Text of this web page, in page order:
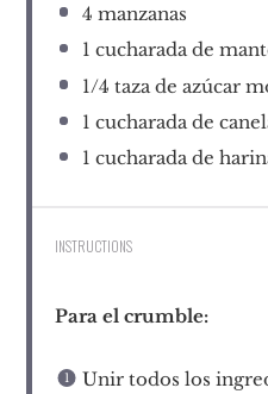
4 manzanas
1 cucharada de
1/4 taza de azúcar
1 cucharada de
1 cucharada de
INSTRUCTIONS
Para el crumble:
Unir todos los